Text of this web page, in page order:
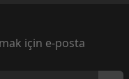
için e-posta